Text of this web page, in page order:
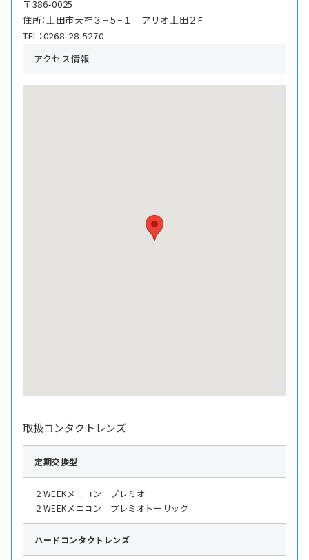
〒386-0025
住所：上田市天神３−５−１ アリオ上田２F
TEL：0268-28-5270
アクセス情報
取扱コンタクトレンズ
定期交換型
２WEEKメニコン プレミオ
２WEEKメニコン プレミオトーリック
ハード コンタクトレンズ